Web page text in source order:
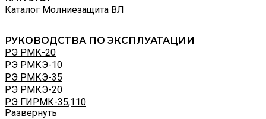
Каталог Молниезащита ВЛ
РУКОВОДСТВА ПО ЭКСПЛУАТАЦИИ
РЭ РМК-20
РЭ РМКЭ-10
РЭ РМКЭ-35
РЭ РМКЭ-20
РЭ ГИРМК-35,110
Развернуть